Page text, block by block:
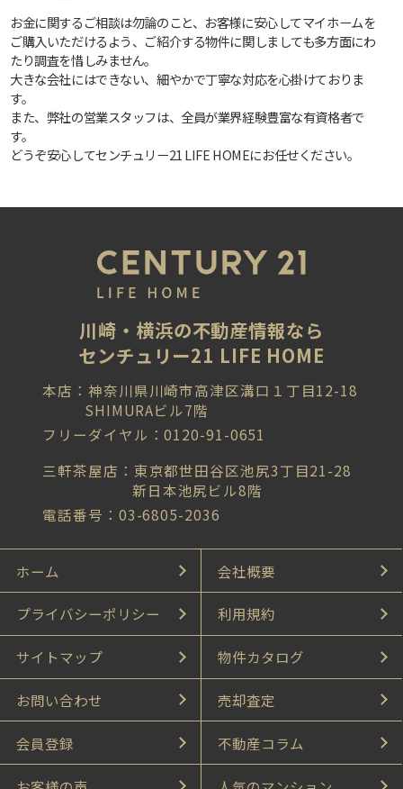
お金に関するご相談は勿論のこと、お客様に安心してマイホームを
ご購入いただけるよう、ご紹介する物件に関しましても多方面にわ
たり調査を惜しみません。
大きな会社にはできない、細やかで丁寧な対応を心掛けておりま
す。
また、弊社の営業スタッフは、全員が業界経験豊富な有資格者で
す。
どうぞ安心してセンチュリー21 LIFE HOMEにお任せください。
川崎・横浜の不動産情報なら
センチュリー21 LIFE HOME
本店：神奈川県川崎市高津区溝口１丁目12-18
SHIMURAビル7階
フリーダイヤル：0120-91-0651
三軒茶屋店：東京都世田谷区池尻3丁目21-28
新日本池尻ビル8階
電話番号：03-6805-2036
ホーム 会社概要
プライバシーポリシー 利用規約
サイトマップ 物件カタログ
お問い合わせ 売却査定
会員登録 不動産コラム